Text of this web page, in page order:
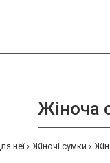
Жіноча
неї Жіночі сумки